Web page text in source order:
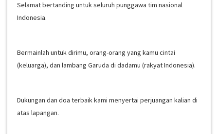
Selamat bertanding untuk seluruh punggawa tim nasional
Indonesia.
Bermainlah untuk dirimu, orang-orang yang kamu cintai
(keluarga), dan lambang Garuda di dadamu (rakyat Indonesia).
Dukungan dan doa terbaik kami menyertai perjuangan kalian di
atas lapangan.